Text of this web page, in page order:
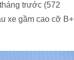
trước (572
xe gầm cao cỡ B+